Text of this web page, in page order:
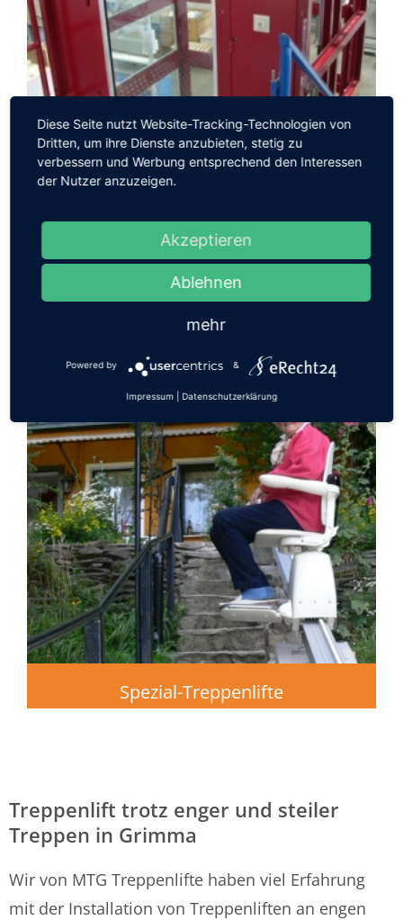
Hublifte bis 3m
Spezial-Treppenlifte
Treppenlift trotz enger und steiler
Treppen in Grimma
Wir von MTG Treppenlifte haben viel Erfahrung
mit der Installation von Treppenliften an engen
Diese Seite nutzt Website-Tracking-Technologien von
Dritten, um ihre Dienste anzubieten, stetig zu
verbessern und Werbung entsprechend den Interessen
der Nutzer anzuzeigen.
Akzeptieren
Ablehnen
mehr
Powered by &
Impressum Datenschutzerklärung